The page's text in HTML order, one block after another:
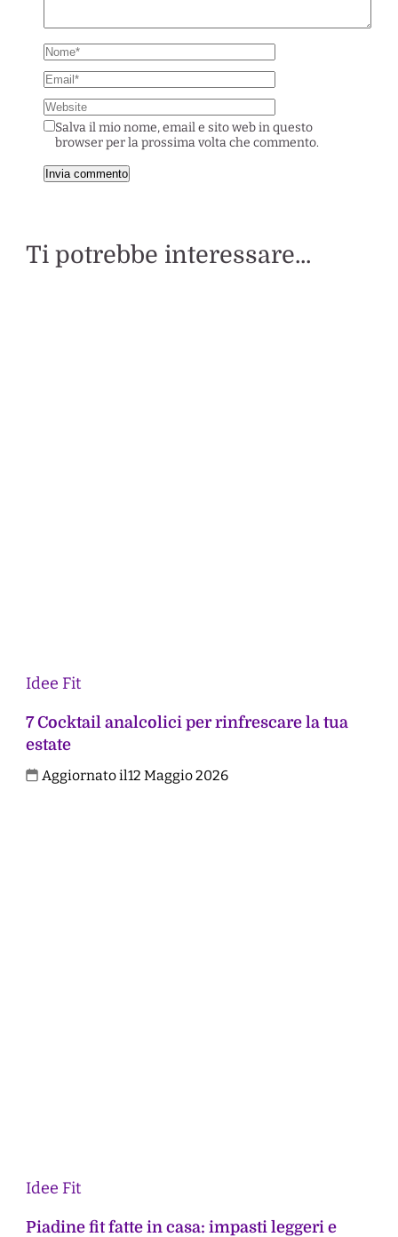
Salva il mio nome, email e sito web in questo
browser per la prossima volta che commento.
Ti potrebbe interessare...
Idee Fit
7 Cocktail analcolici per rinfrescare la tua
estate
Aggiornato il12 Maggio 2026
Idee Fit
Piadine fit fatte in casa: impasti leggeri e